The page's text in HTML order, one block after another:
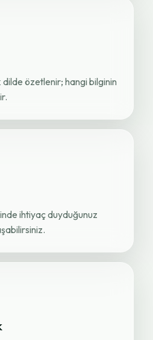
dilde özetlenir; hangi bilginin
ihtiyaç duyduğunuz